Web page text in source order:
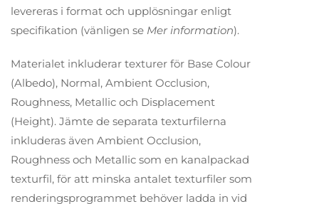
levereras i format och upplösningar enligt
specifikation (vänligen se Mer information).
Materialet inkluderar texturer för Base Colour
(Albedo), Normal, Ambient Occlusion,
Roughness, Metallic och Displacement
(Height). Jämte de separata texturfilerna
inkluderas även Ambient Occlusion,
Roughness och Metallic som en kanalpackad
texturfil, för att minska antalet texturfiler som
renderingsprogrammet behöver ladda in vid